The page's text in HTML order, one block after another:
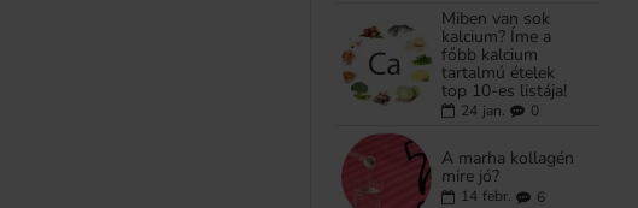
Miben van sok
kalcium? Íme a
főbb kalcium
tartalmú ételek
top 10-es listája!
24 jan. 0
A marha kollagén
mire jó?
14 febr. 6